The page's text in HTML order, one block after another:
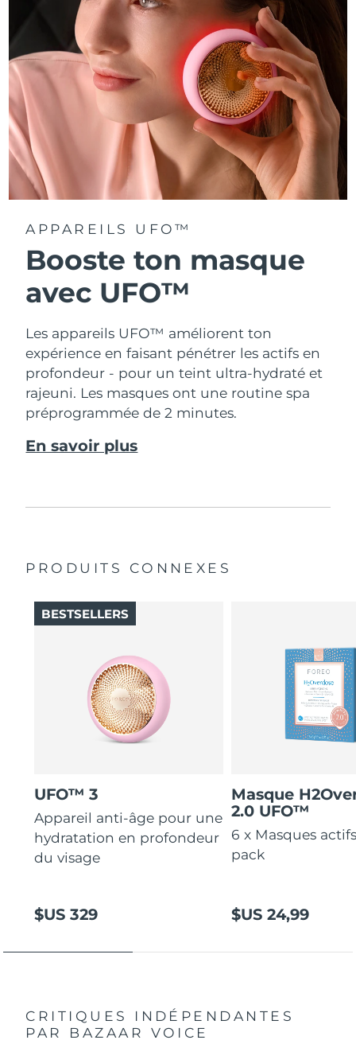
APPAREILS UFO™
Booste ton masque
avec UFO™
Les appareils UFO™ améliorent ton
expérience en faisant pénétrer les actifs en
profondeur - pour un teint ultra-hydraté et
rajeuni. Les masques ont une routine spa
préprogrammée de 2 minutes.
En savoir plus
PRODUITS CONNEXES
UFO™ 3
Appareil anti-âge pour une
hydratation en profondeur
du visage
$US 329
BESTSELLERS
Masque
2.0 UFO™
6 x Masques
pack
$US 24,99
CRITIQUES INDÉPENDANTES
PAR BAZAAR VOICE
Turquie Livraison estimée8/10/26
Émirats arabes unis Livraison estimée8/10/26
Royaume-Uni Livraison estimée8/9/26
États-Unis Livraison estimée 8/10/26
Ouzbékistan Livraison estimée8/14/26